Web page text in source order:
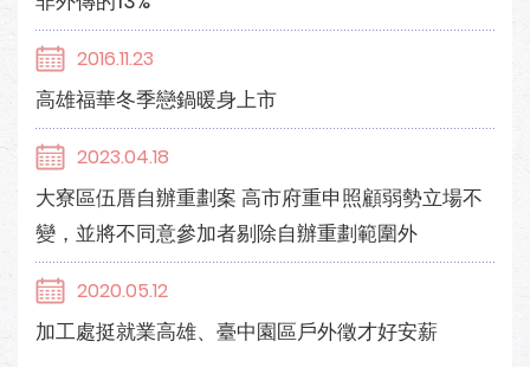
2016.11.23
高雄福華冬季戀鍋暖身上市
2023.04.18
大寮區伍厝自辦重劃案 高市府重申照顧弱勢立場不
變，並將不同意參加者剔除自辦重劃範圍外
2020.05.12
加工處挺就業高雄、臺中園區戶外徵才好安薪